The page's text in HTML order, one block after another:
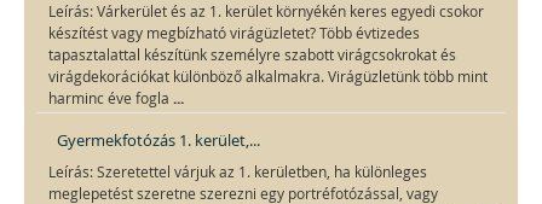
Leírás: Várkerület és az 1. kerület környékén keres egyedi csokor
készítést vagy megbízható virágüzletet? Több évtizedes
tapasztalattal készítünk személyre szabott virágcsokrokat és
virágdekorációkat különböző alkalmakra. Virágüzletünk több mint
harminc éve fogla ...
Gyermekfotózás 1. kerület,...
Leírás: Szeretettel várjuk az 1. kerületben, ha különleges
meglepetést szeretne szerezni egy portréfotózással, vagy